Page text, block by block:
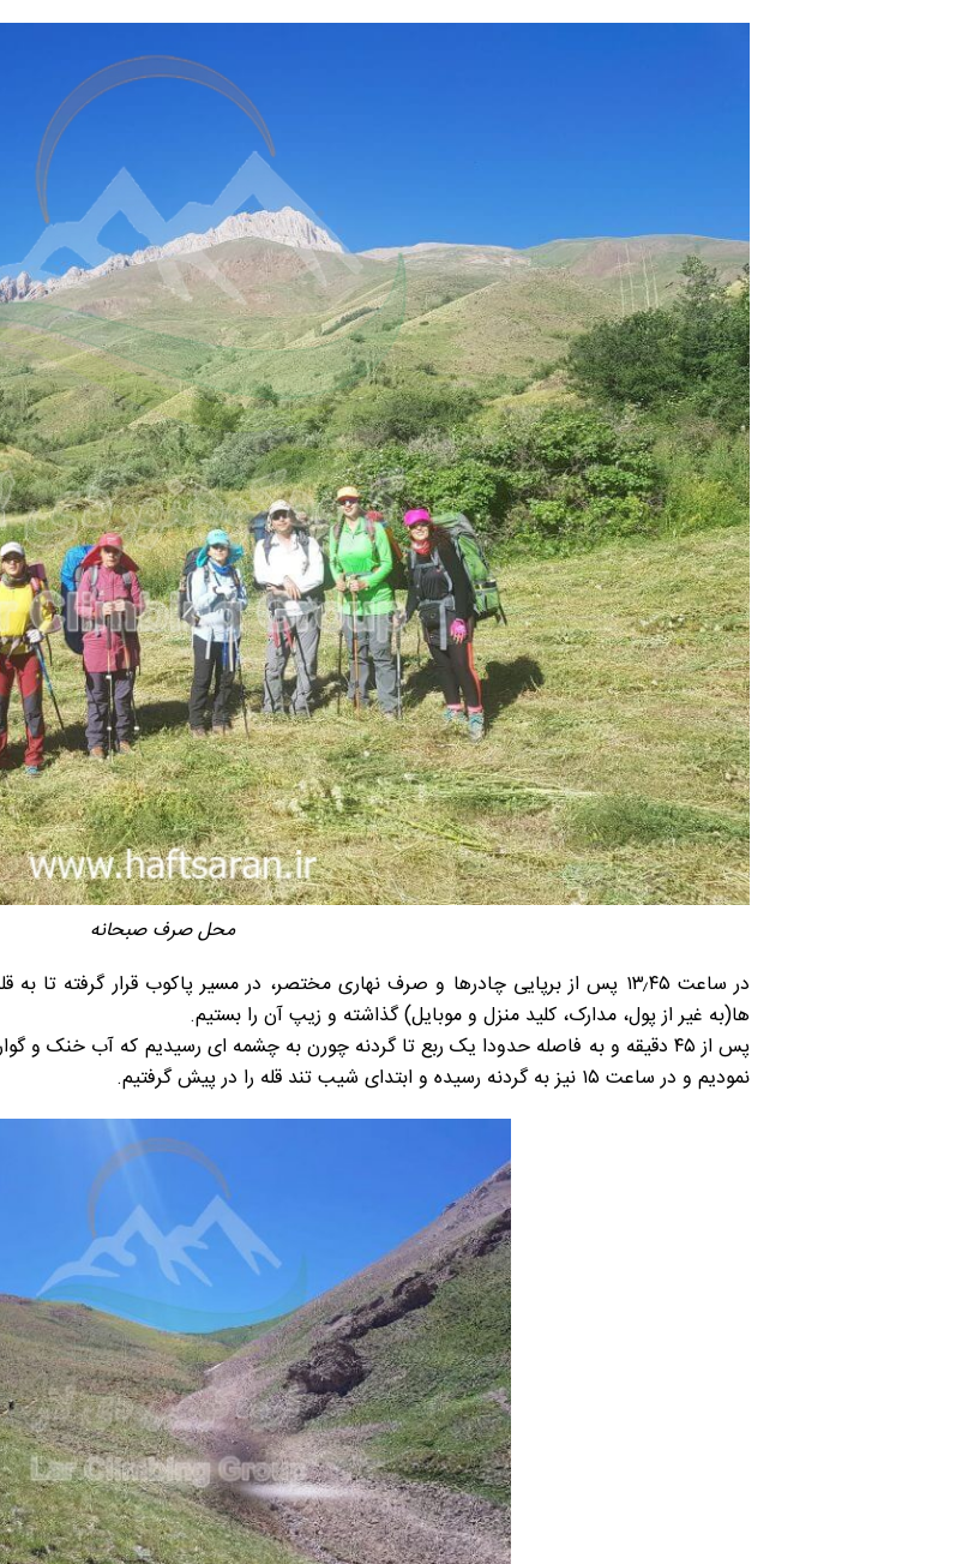
محل صرف صبحانه
در ساعت ۱۳٫۴۵ پس از برپایی چادرها و صرف نهاری مختصر، در مسیر پاکوب قرار گرفته
ها(به غیر از پول، مدارک، کلید منزل و موبایل) گذاشته و زیپ آن را بستیم.
پس از ۴۵ دقیقه و به فاصله حدودا یک ربع تا گردنه چورن به چشمه ای رسیدیم که آب خنک
نمودیم و در ساعت ۱۵ نیز به گردنه رسیده و ابتدای شیب تند قله را در پیش گرفتیم.